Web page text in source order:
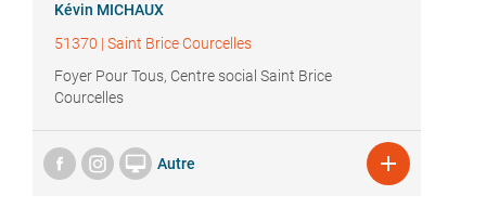
Kévin MICHAUX
51370 | Saint Brice Courcelles
Foyer Pour Tous, Centre social Saint Brice
Courcelles
 Autre 